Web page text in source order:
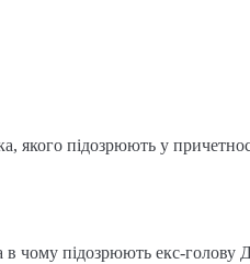
якого підозрюють у
в чому підозрюють екс-